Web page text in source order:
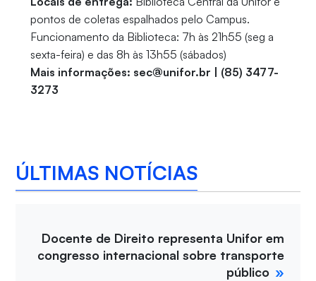
pontos de coletas espalhados pelo Campus.
Funcionamento da Biblioteca: 7h às 21h55 (seg a
sexta-feira) e das 8h às 13h55 (sábados)
Mais informações: sec@unifor.br | (85) 3477-
3273
ÚLTIMAS NOTÍCIAS
Docente de Direito representa Unifor em
congresso internacional sobre transporte
público